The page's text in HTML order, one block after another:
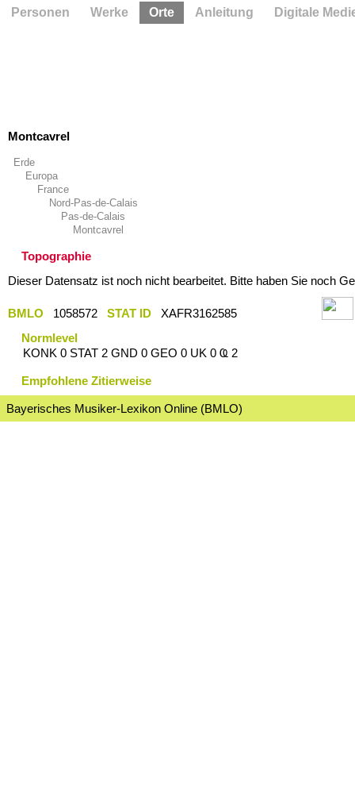
Montcavrel
Erde
Europa
France
Nord-Pas-de-Calais
Pas-de-Calais
Montcavrel
Topographie
Dieser Datensatz ist noch nicht bearbeitet. Bitte haben Sie noch
BMLO 1058572 STAT ID
XAFR3162585
Normlevel
KONK 0 STAT 2 GND 0 GEO 0 UK 0 Ҩ 2
Empfohlene Zitierweise
Bayerisches Musiker-Lexikon Online (BMLO)
Personen Werke Orte Anleitung Digitale